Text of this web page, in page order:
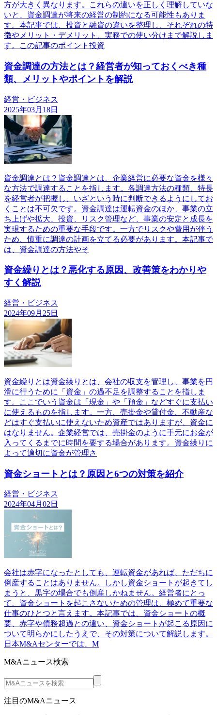
方が大きく異なります。これらの違いを正しく理解していな
いと、資金調達が将来の経営の制約になる可能性もありま
す。本記事では、投資と融資の違いを整理し、それぞれの特
徴やメリット・デメリット、実務での使い分けまで解説しま
す。この記事のポイント投資
資金調達の方法とは？経営者が知っておくべき種
類、メリットやポイントを解説
経営・ビジネス
2025年03月18日
資金調達とは？資金調達とは、企業経営に必要な資金を様々
な方法で調達することを指します。各調達方法の種類、特長
を経営者が把握し、いざという時に判断できるようにしてお
くことは不可欠です。資金調達は運転資金のほか、事業の立
ち上げや拡大、投資、リスク管理など、事業の安定と成長を
実現するための重要な手段です。一方でリスクや費用が伴う
ため、慎重に調達の計画を立てる必要があります。本記事で
は、資金調達の方法やそ
資金繰りとは？悪化する原因、改善策をわかりや
すく解説
経営・ビジネス
2024年09月25日
資金繰りとは資金繰りとは、会社の収支を管理し、事業を円
滑に行うために「資金」の過不足を調整することを指しま
す。ここでいう資金は「現金」や「預金」などすぐに支払い
に使えるものを指します。一方、売掛金や貸付金、不動産な
どはすぐ支払いに使えないため資産ではありますが、資金に
はなりません。企業経営では、売掛金のように手元にお金が
入ってくるまでに時間を要する場合があります。資金繰りに
よって適切に資金が管理さ
資金ショートとは？原因と6つの対策を紹介
経営・ビジネス
2024年04月02日
会社は赤字になったとしても、運転資金があれば、ただちに
倒産することはありません。しかし資金ショートが起きてし
まうと、黒字の場合でも倒産しかねません。経営者にとっ
て、資金ショートを起こさないための管理は、極めて重要な
仕事のひとつと言えます。本記事では、資金ショートの概
要、赤字や債務超過との違い、資金ショートが起こる原因に
ついて明らかにしたうえで、その対策について解説します。
日本M&Aセンターでは、M
M&Aニュース検索
注目のM&Aニュース